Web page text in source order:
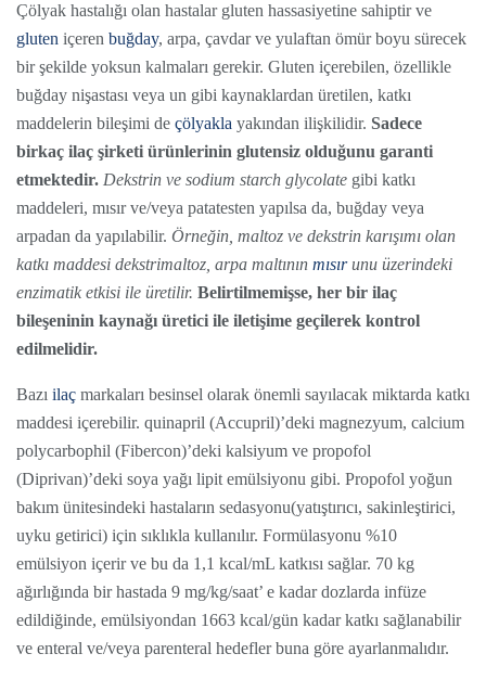
Çölyak hastalığı olan hastalar gluten hassasiyetine sahiptir ve
gluten içeren buğday, arpa, çavdar ve yulaftan ömür boyu sürecek
bir şekilde yoksun kalmaları gerekir. Gluten içerebilen, özellikle
buğday nişastası veya un gibi kaynaklardan üretilen, katkı
maddelerin bileşimi de çölyakla yakından ilişkilidir. Sadece
birkaç ilaç şirketi ürünlerinin glutensiz olduğunu garanti
etmektedir. Dekstrin ve sodium starch glycolate gibi katkı
maddeleri, mısır ve/veya patatesten yapılsa da, buğday veya
arpadan da yapılabilir. Örneğin, maltoz ve dekstrin karışımı olan
katkı maddesi dekstrimaltoz, arpa maltının mısırunu üzerindeki
enzimatik etkisi ile üretilir. Belirtilmemişse, her bir ilaç
bileşeninin kaynağı üretici ile iletişime geçilerek kontrol
edilmelidir.
Bazı ilaç markaları besinsel olarak önemli sayılacak miktarda katkı
maddesi içerebilir. quinapril (Accupril)’deki magnezyum, calcium
polycarbophil (Fibercon)’deki kalsiyum ve propofol
(Diprivan)’deki soya yağı lipit emülsiyonu gibi. Propofol yoğun
bakım ünitesindeki hastaların sedasyonu(yatıştırıcı, sakinleştirici,
uyku getirici) için sıklıkla kullanılır. Formülasyonu %10
emülsiyon içerir ve bu da 1,1 kcal/mL katkısı sağlar. 70 kg
ağırlığında bir hastada 9 mg/kg/saat’ e kadar dozlarda infüze
edildiğinde, emülsiyondan 1663 kcal/gün kadar katkı sağlanabilir
ve enteral ve/veya parenteral hedefler buna göre ayarlanmalıdır.